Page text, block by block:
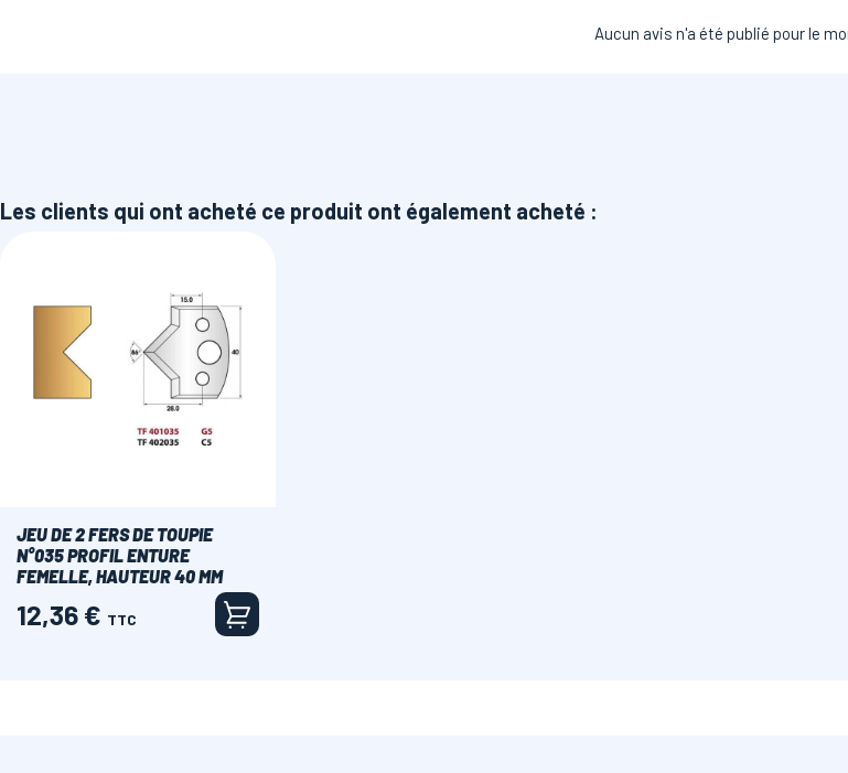
Aucun avis n'a été publié pour le
Les clients qui ont acheté ce produit ont également acheté :
JEU DE 2 FERS DE TOUPIE
N°035 PROFIL ENTURE
FEMELLE, HAUTEUR 40 MM
Prix
12,36 € TTC